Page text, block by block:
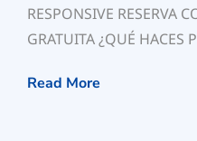
RESPONSIVE RESERVA
GRATUITA ¿QUÉ HACES
Read More